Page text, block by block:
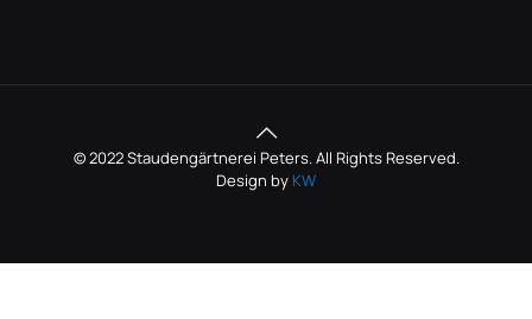
© 2022 Staudengärtnerei Peters. All Rights Reserved.
Design by KW